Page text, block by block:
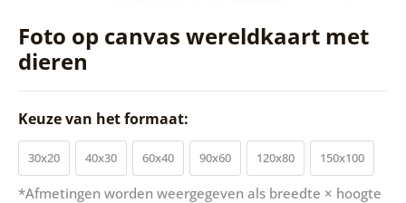
Foto op canvas wereldkaart met
dieren
Keuze van het formaat:
30x20 40x30 60x40 90x60 120x80 150x100
*Afmetingen worden weergegeven als breedte × hoogte